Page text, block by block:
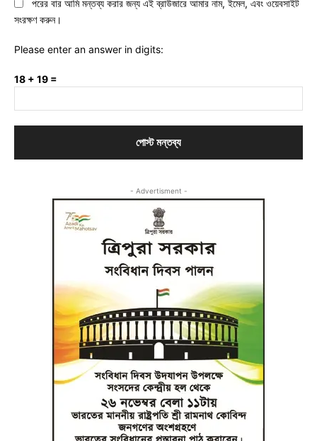
পরের বার আমি মন্তব্য করার জন্য এই ব্রাউজারে আমার নাম, ইমেল, এবং ওয়েবসাইট
সংরক্ষণ করুন।
Please enter an answer in digits:
18 + 19 =
- Advertisment -